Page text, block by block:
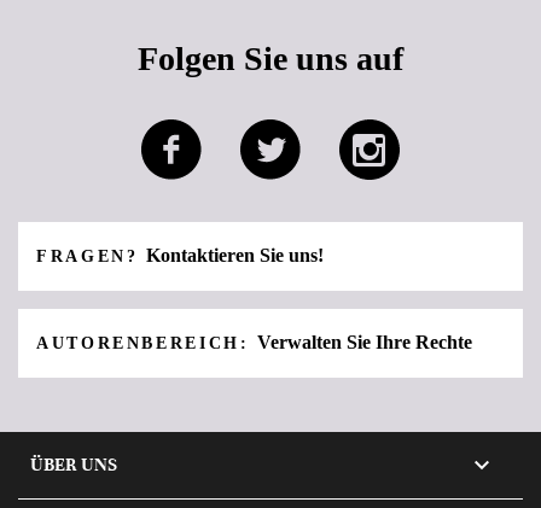
Folgen Sie uns auf
FRAGEN?Kontaktieren Sie uns!
AUTORENBEREICH: Verwalten Sie Ihre Rechte
ÜBER UNS 